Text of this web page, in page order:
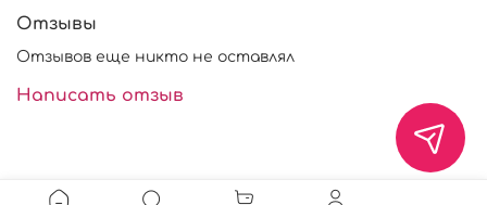
улучшить
кондитерские мазки или подправить декор, крем на
торте. Подходит для работы с бенто-тортами.
Отзывы
Отзывов еще никто не оставлял
Написать отзыв